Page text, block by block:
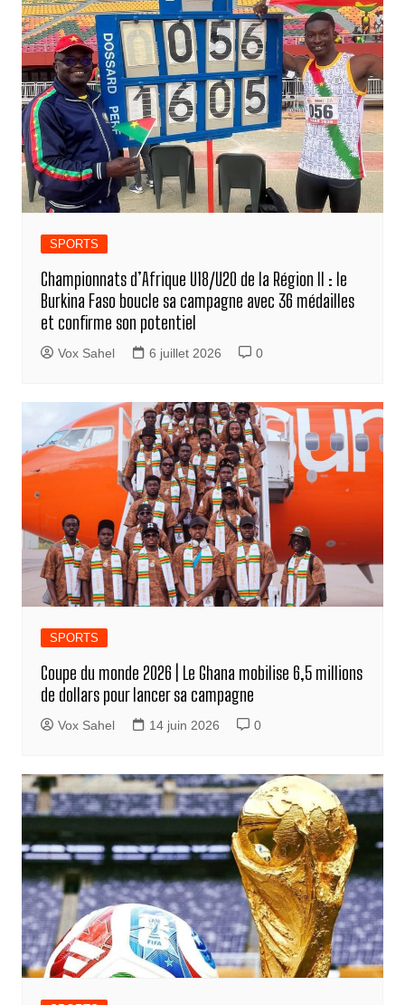
SPORTS
Championnats d’Afrique U18/U20 de la Région II : le
Burkina Faso boucle sa campagne avec 36 médailles
et confirme son potentiel
Vox Sahel 6 juillet 2026 0
SPORTS
Coupe du monde 2026 | Le Ghana mobilise 6,5 millions
de dollars pour lancer sa campagne
Vox Sahel 14 juin 2026 0